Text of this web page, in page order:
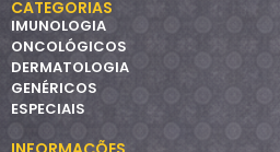
CATEGORIAS
IMUNOLOGIA
ONCOLÓGICOS
DERMATOLOGIA
GENÉRICOS
ESPECIAIS